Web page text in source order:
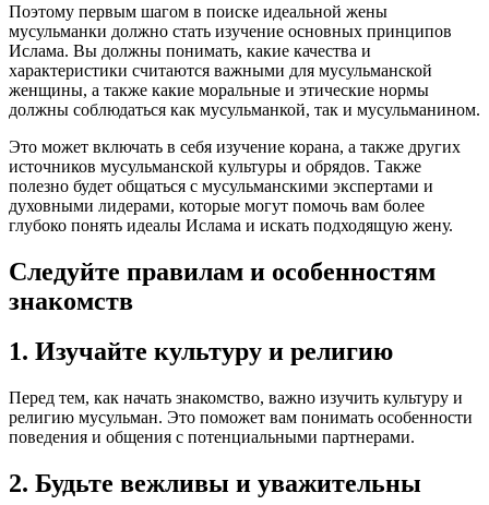
Поэтому первым шагом в поиске идеальной жены
мусульманки должно стать изучение основных принципов
Ислама. Вы должны понимать, какие качества и
характеристики считаются важными для мусульманской
женщины, а также какие моральные и этические нормы
должны соблюдаться как мусульманкой, так и мусульманином.
Это может включать в себя изучение корана, а также других
источников мусульманской культуры и обрядов. Также
полезно будет общаться с мусульманскими экспертами и
духовными лидерами, которые могут помочь вам более
глубоко понять идеалы Ислама и искать подходящую жену.
Следуйте правилам и особенностям
знакомств
1. Изучайте культуру и религию
Перед тем, как начать знакомство, важно изучить культуру и
религию мусульман. Это поможет вам понимать особенности
поведения и общения с потенциальными партнерами.
2. Будьте вежливы и уважительны